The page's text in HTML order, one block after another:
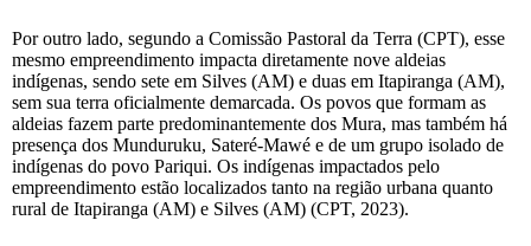
Por outro lado, segundo a Comissão Pastoral da Terra (CPT), esse
mesmo empreendimento impacta diretamente nove aldeias
indígenas, sendo sete em Silves (AM) e duas em Itapiranga (AM),
sem sua terra oficialmente demarcada. Os povos que formam as
aldeias fazem parte predominantemente dos Mura, mas também há
presença dos Munduruku, Sateré-Mawé e de um grupo isolado de
indígenas do povo Pariqui. Os indígenas impactados pelo
empreendimento estão localizados tanto na região urbana quanto
rural de Itapiranga (AM) e Silves (AM) (CPT, 2023).